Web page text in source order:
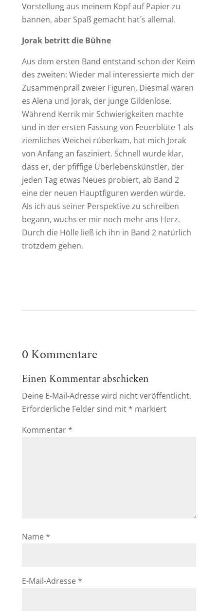
Vorstellung aus meinem Kopf auf Papier zu
bannen, aber Spaß gemacht hat´s allemal.
Jorak betritt die Bühne
Aus dem ersten Band entstand schon der Keim
des zweiten: Wieder mal interessierte mich der
Zusammenprall zweier Figuren. Diesmal waren
es Alena und Jorak, der junge Gildenlose.
Während Kerrik mir Schwierigkeiten machte
und in der ersten Fassung von Feuerblüte 1 als
ziemliches Weichei rüberkam, hat mich Jorak
von Anfang an fasziniert. Schnell wurde klar,
dass er, der pfiffige Überlebenskünstler, der
jeden Tag etwas Neues probiert, ab Band 2
eine der neuen Hauptfiguren werden würde.
Als ich aus seiner Perspektive zu schreiben
begann, wuchs er mir noch mehr ans Herz.
Durch die Hölle ließ ich ihn in Band 2 natürlich
trotzdem gehen.
0 Kommentare
Einen Kommentar abschicken
Deine E-Mail-Adresse wird nicht veröffentlicht.
Erforderliche Felder sind mit * markiert
Kommentar *
Name *
E-Mail-Adresse *